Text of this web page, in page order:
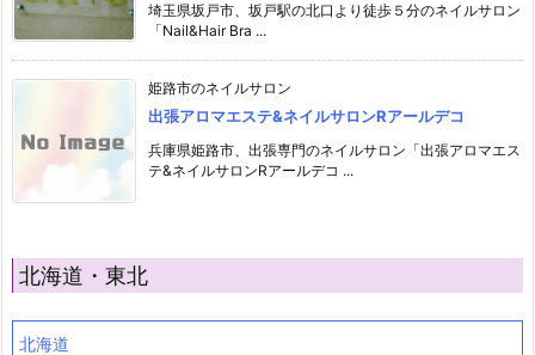
埼玉県坂戸市、坂戸駅の北口より徒歩５分のネイルサロン
「Nail&Hair Bra ...
姫路市のネイルサロン
出張アロマエステ&ネイルサロンRアールデコ
兵庫県姫路市、出張専門のネイルサロン「出張アロマエス
テ&ネイルサロンRアールデコ ...
北海道・東北
北海道